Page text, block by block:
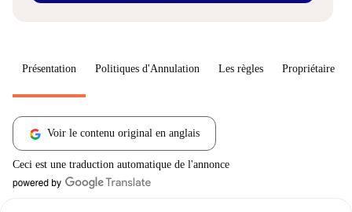
Présentation Politiques d'Annulation Les règles Propriétaire
Voir le contenu original en anglais
Ceci est une traduction automatique de l'annonce